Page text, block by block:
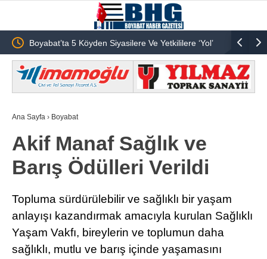
Boyabat’ta 5 Köyden Siyasilere Ve Yetkililere ‘Yol’
Sitemi!
Tarihi
Komşu
Ana Sayfa › Boyabat
Akif Manaf Sağlık ve
Barış Ödülleri Verildi
Topluma sürdürülebilir ve sağlıklı bir yaşam
anlayışı kazandırmak amacıyla kurulan Sağlıklı
Yaşam Vakfı, bireylerin ve toplumun daha
sağlıklı, mutlu ve barış içinde yaşamasını